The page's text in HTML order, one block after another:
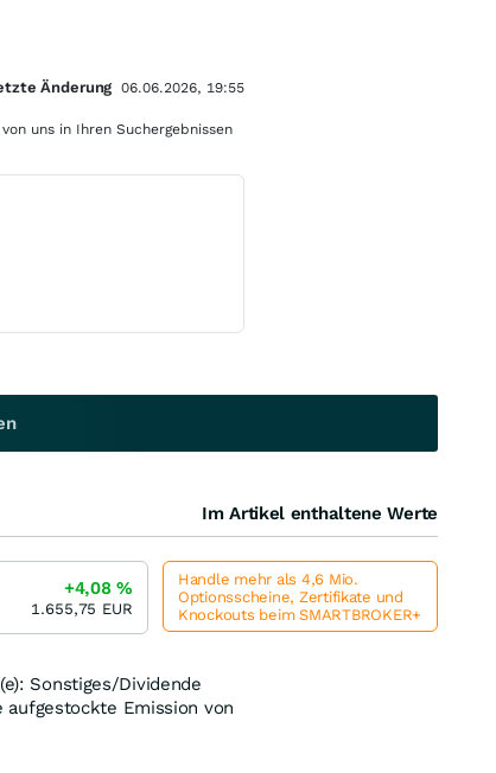
Sonstiges/Dividende
aufgestockte Emission von
Änderung 06.06.2026, 19:55
uns in Ihren Suchergebnissen
Im Artikel enthaltene Werte
+4,08%
1.655,75 EUR
Handle mehr als 4,6 Mio.
Optionsscheine, Zertifikate und
Knockouts beim SMARTBROKER+